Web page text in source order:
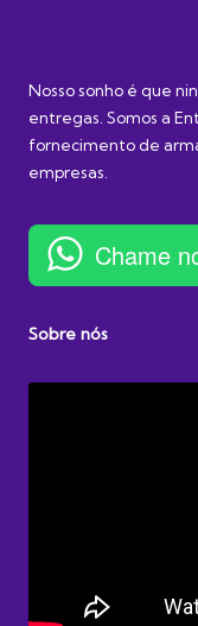
Nosso sonho é que
entregas. Somos a
fornecimento de
empresas.
Chame
Sobre nós